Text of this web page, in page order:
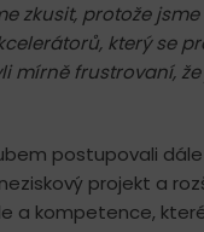
zkusit, protože
který se
mírně frustrovaní,
postupovali
projekt a
a kompetence,